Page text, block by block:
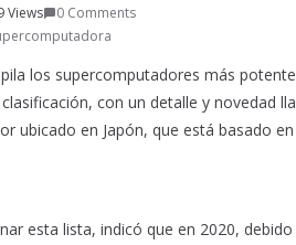
Views
0 Comments
los supercomputadores más
con un detalle y novedad
ubicado en Japón, que está basado
esta lista, indicó que en 2020,